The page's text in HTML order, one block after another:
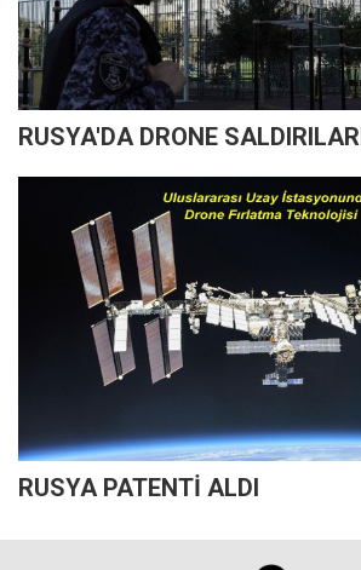
RUSYA'DA DRONE SALDIRILARI
RUSYA PATENTİ ALDI